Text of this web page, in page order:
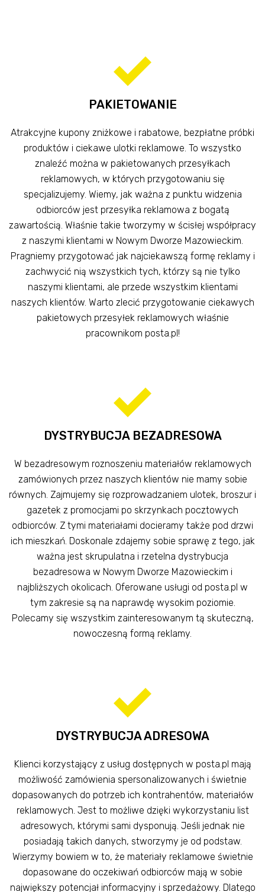
PAKIETOWANIE
Atrakcyjne kupony zniżkowe i rabatowe, bezpłatne próbki
produktów i ciekawe ulotki reklamowe. To wszystko
znaleźć można w pakietowanych przesyłkach
reklamowych, w których przygotowaniu się
specjalizujemy. Wiemy, jak ważna z punktu widzenia
odbiorców jest przesyłka reklamowa z bogatą
zawartością. Właśnie takie tworzymy w ścisłej współpracy
z naszymi klientami w Nowym Dworze Mazowieckim.
Pragniemy przygotować jak najciekawszą formę reklamy i
zachwycić nią wszystkich tych, którzy są nie tylko
naszymi klientami, ale przede wszystkim klientami
naszych klientów. Warto zlecić przygotowanie ciekawych
pakietowych przesyłek reklamowych właśnie
pracownikom posta.pl!
DYSTRYBUCJA BEZADRESOWA
W bezadresowym roznoszeniu materiałów reklamowych
zamówionych przez naszych klientów nie mamy sobie
równych. Zajmujemy się rozprowadzaniem ulotek, broszur i
gazetek z promocjami po skrzynkach pocztowych
odbiorców. Z tymi materiałami docieramy także pod drzwi
ich mieszkań. Doskonale zdajemy sobie sprawę z tego, jak
ważna jest skrupulatna i rzetelna dystrybucja
bezadresowa w Nowym Dworze Mazowieckim i
najbliższych okolicach. Oferowane usługi od posta.pl w
tym zakresie są na naprawdę wysokim poziomie.
Polecamy się wszystkim zainteresowanym tą skuteczną,
nowoczesną formą reklamy.
DYSTRYBUCJA ADRESOWA
Klienci korzystający z usług dostępnych w posta.pl mają
możliwość zamówienia spersonalizowanych i świetnie
dopasowanych do potrzeb ich kontrahentów, materiałów
reklamowych. Jest to możliwe dzięki wykorzystaniu list
adresowych, którymi sami dysponują. Jeśli jednak nie
posiadają takich danych, stworzymy je od podstaw.
Wierzymy bowiem w to, że materiały reklamowe świetnie
dopasowane do oczekiwań odbiorców mają w sobie
największy potencjał informacyjny i sprzedażowy. Dlatego